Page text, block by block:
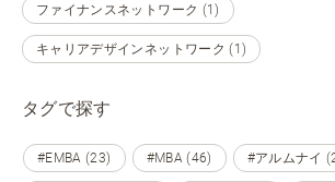
ファイナンスネットワーク (1)
キャリアデザインネットワーク (1)
タグで探す
#EMBA (23) #MBA (46) #アルムナイ